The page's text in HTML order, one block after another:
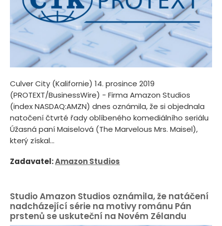
Culver City (Kalifornie) 14. prosince 2019
(PROTEXT/BusinessWire) - Firma Amazon Studios
(index NASDAQ:AMZN) dnes oznámila, že si objednala
natočení čtvrté řady oblíbeného komediálního seriálu
Úžasná paní Maiselová (The Marvelous Mrs. Maisel),
který získal...
Zadavatel:Amazon Studios
Studio Amazon Studios oznámila, že natáčení
nadcházející série na motivy románu Pán
prstenů se uskuteční na Novém Zélandu